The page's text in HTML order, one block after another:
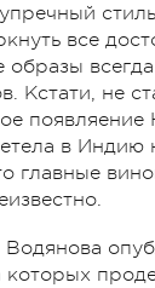
все
образы
Кстати, не
появляение
в
главные
которых